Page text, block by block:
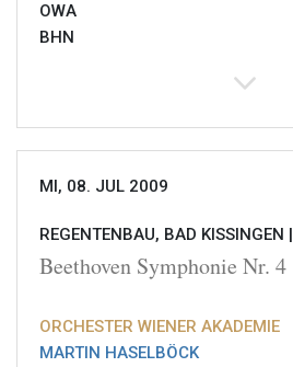
OWA
BHN
MI, 08. JUL 2009
REGENTENBAU, BAD KISSINGEN |
Beethoven Symphonie Nr. 4
ORCHESTER WIENER AKADEMIE
MARTIN HASELBÖCK